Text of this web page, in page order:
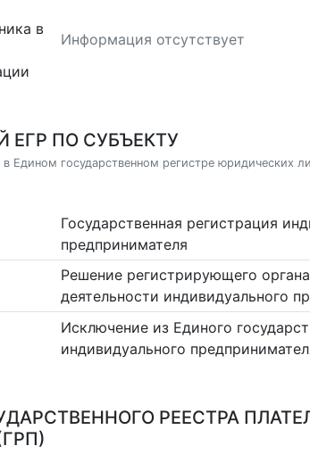
в
Информация отсутствует
ЕГР ПО СУБЪЕКТУ
Едином государственном регистре юридических
Государственная регистрация
предпринимателя
Решение регистрирующего
деятельности индивидуального
Исключение из Единого
индивидуального
РЕЕСТРА